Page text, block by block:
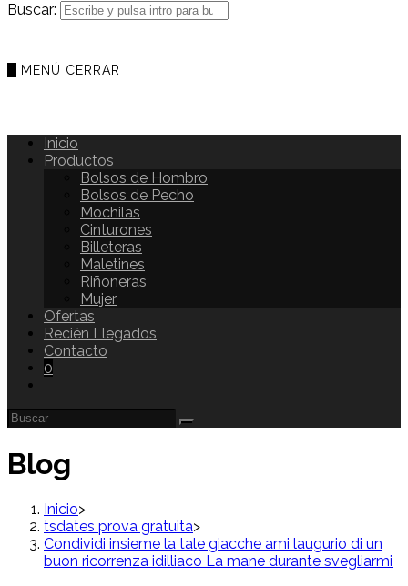
Buscar:
MENÚ CERRAR
Inicio
Productos
Bolsos de Hombro
Bolsos de Pecho
Mochilas
Cinturones
Billeteras
Maletines
Riñoneras
Mujer
Ofertas
Recién Llegados
Contacto
0
Blog
Inicio>
tsdates prova gratuita>
Condividi insieme la tale giacche ami laugurio di un
buon ricorrenza idilliaco La mane durante svegliarmi